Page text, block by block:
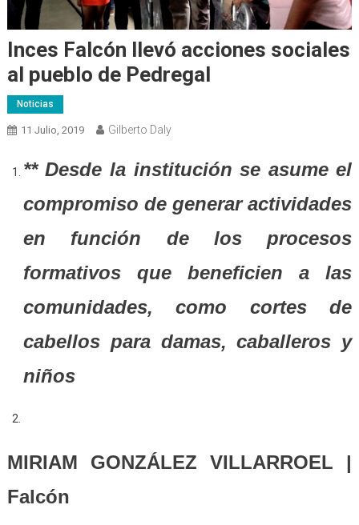
Inces Falcón llevó acciones sociales
al pueblo de Pedregal
Noticias
11 Julio, 2019 Gilberto Daly
** Desde la institución se asume el
compromiso de generar actividades
en función de los procesos
formativos que beneficien a las
comunidades, como cortes de
cabellos para damas, caballeros y
niños
MIRIAM GONZÁLEZ VILLARROEL |
Falcón